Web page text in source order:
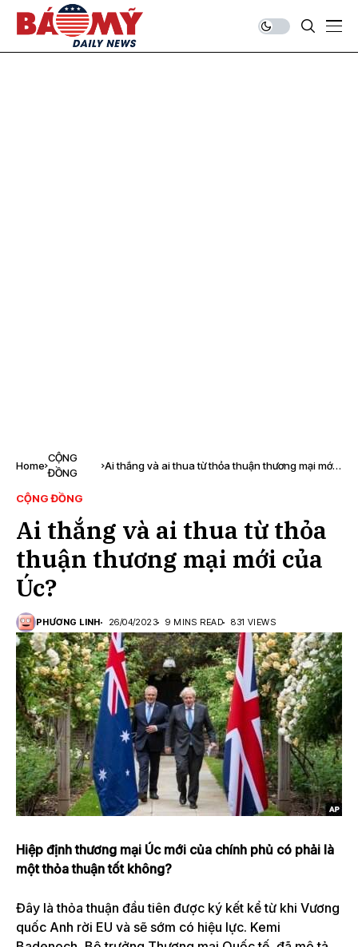
Home
CỘNG
ĐỒNG
Ai thắng và ai thua từ thỏa thuận thương mại mới
CỘNG ĐỒNG
Ai thắng và ai thua từ thỏa
thuận thương mại mới của
Úc?
PHƯƠNG LINH 26/04/2023 9 MINS READ 831 VIEWS
Hiệp định thương mại Úc mới của chính phủ có phải là
một thỏa thuận tốt không?
Đây là thỏa thuận đầu tiên được ký kết kể từ khi Vương
quốc Anh rời EU và sẽ sớm có hiệu lực. Kemi